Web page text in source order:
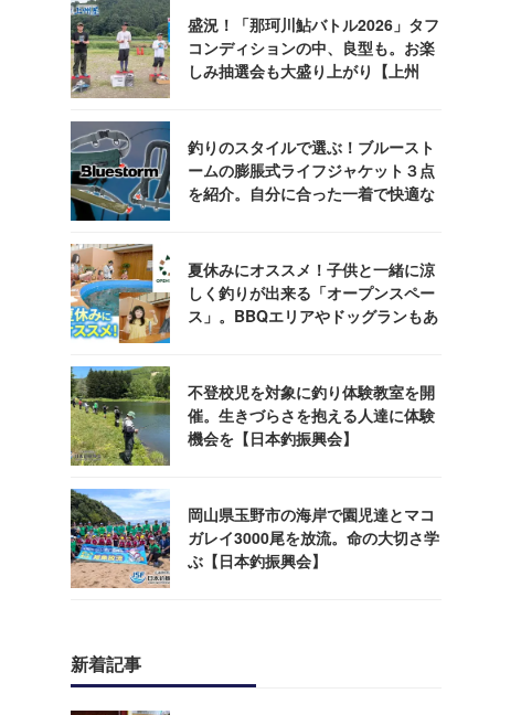
盛況！「那珂川鮎バトル2026」タフ
コンディションの中、良型も。お楽
しみ抽選会も大盛り上がり【上州
釣りのスタイルで選ぶ！ブルースト
ームの膨脹式ライフジャケット３点
を紹介。自分に合った一着で快適な
夏休みにオススメ！子供と一緒に涼
しく釣りが出来る「オープンスペー
ス」。BBQエリアやドッグランもあ
不登校児を対象に釣り体験教室を開
催。生きづらさを抱える人達に体験
機会を【日本釣振興会】
岡山県玉野市の海岸で園児達とマコ
ガレイ3000尾を放流。命の大切さ学
ぶ【日本釣振興会】
新着記事